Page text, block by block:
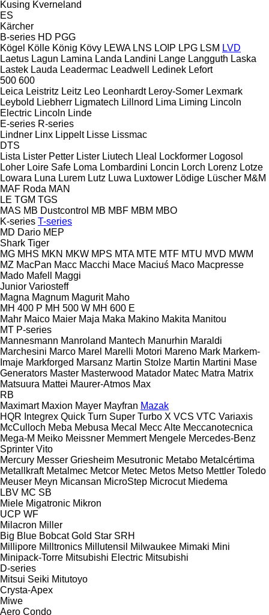
Kusing Kverneland
ES
Kärcher
B-series HD PGG
Kögel Kölle König Kövy LEWA LNS LOIP LPG LSM LVD
Laetus Lagun Lamina Landa Landini Lange Langguth Laska
Lastek Lauda Leadermac Leadwell Ledinek Lefort
500 600
Leica Leistritz Leitz Leo Leonhardt Leroy-Somer Lexmark
Leybold Liebherr Ligmatech Lillnord Lima Liming Lincoln
Electric Lincoln Linde
E-series R-series
Lindner Linx Lippelt Lisse Lissmac
DTS
Lista Lister Petter Lister Liutech Lleal Lockformer Logosol
Loher Loire Safe Loma Lombardini Loncin Lorch Lorenz Lotze
Lowara Luna Lurem Lutz Luwa Luxtower Lödige Lüscher M&M
MAF Roda MAN
LE TGM TGS
MAS MB Dustcontrol MB MBF MBM MBO
K-series T-series
MD Dario MEP
Shark Tiger
MG MHS MKN MKW MPS MTA MTE MTF MTU MVD MWM
MZ MacPan Macc Macchi Mace Maciuś Maco Macpresse
Mado Mafell
Maggi
Junior Variosteff
Magna Magnum Magurit Maho
MH 400 P MH 500 W MH 600 E
Mahr Maico Maier Maja Maka Makino Makita Manitou
MT P-series
Mannesmann Manroland Mantech Manurhin Maraldi
Marchesini Marco Marel Marelli Motori Mareno Mark Markem-
Imaje Markforged Marsanz Martin Stolze Martin Martini Mase
Generators Master Masterwood Matador Matec Matra Matrix
Matsuura Mattei Maurer-Atmos Max
RB
Maximart Maxion Mayer Mayfran Mazak
HQR Integrex Quick Turn Super Turbo X VCS VTC Variaxis
McCulloch Meba Mebusa Mecal Mecc Alte Meccanotecnica
Mega-M Meiko Meissner Memmert Mengele Mercedes-Benz
Sprinter Vito
Mercury Messer Griesheim Mesutronic Metabo Metalcértima
Metallkraft Metalmec Metcor Metec Metos Metso Mettler Toledo
Meuser Meyn Micansan MicroStep Microcut Miedema
LBV MC SB
Miele Migatronic Mikron
UCP WF
Milacron Miller
Big Blue Bobcat Gold Star SRH
Millipore Milltronics Millutensil Milwaukee Mimaki Mini
Minipack-Torre Mitsubishi Electric Mitsubishi
D-series
Mitsui Seiki Mitutoyo
Crysta-Apex
Miwe
Aero Condo